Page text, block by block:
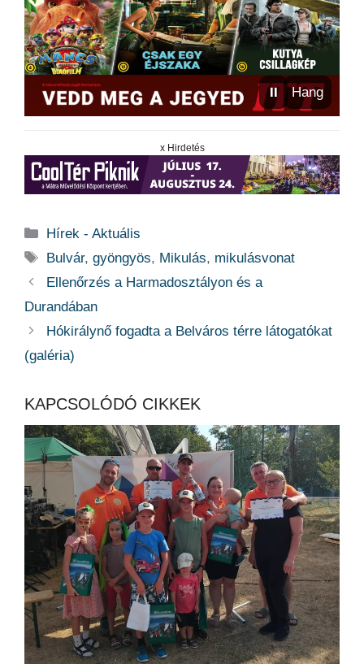
⏸ Hang
x Hirdetés
Kategória
Hírek - Aktuális
Címkék
Bulvár,gyöngyös, Mikulás, mikulásvonat
Ellenőrzés a Harmadosztályon és a
Durandában
Hókirálynő fogadta a Belváros térre látogatókat
(galéria)
KAPCSOLÓDÓ CIKKEK